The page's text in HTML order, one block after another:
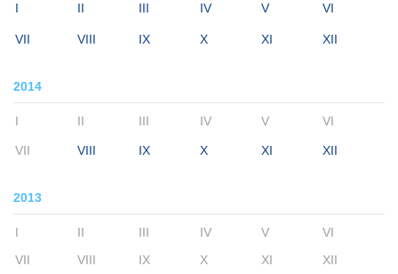
I II III IV V VI
VII VIII IX X XI XII
2014
I II III IV V VI
VII VIII IX X XI XII
2013
I II III IV V
VI
VII
VIII IX X XI XII